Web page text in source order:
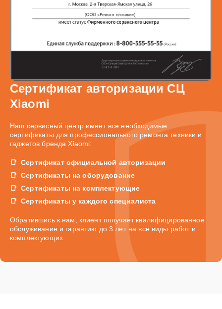
Сертификат авторизации СЦ
Xiaomi
Наш сервисный центр имеет все необходимые
сертификаты для профессионального ремонта техники и
гаджетов бренда Xiaomi:
Сертификат официальной авторизации
Сертификаты на оборудование
Сертификаты на комплектующие
Сертификаты у каждого специалиста
Обратившись к нам, клиент получает квалифицированное
обслуживание и гарантию до 3 лет на все виды работ и
комплектующих.